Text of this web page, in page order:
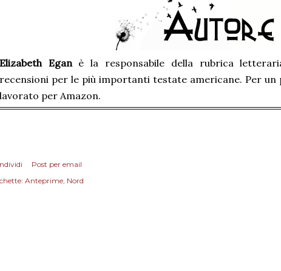
Elizabeth Egan è la responsabile della rubrica
recensioni per le più importanti testate americane. Per un
lavorato per Amazon.
Post per email
Anteprime Nord